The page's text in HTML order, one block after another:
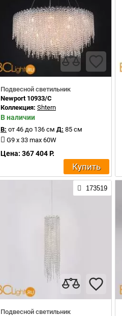
Подвесной светильник
Newport 10933/C
Коллекция: Shtern
В наличии
В: от 46 до 136 см Д: 85 см
G9 x 33 max 60W
Цена: 367 404 Р.
Купить
173519
Подвесной светильник